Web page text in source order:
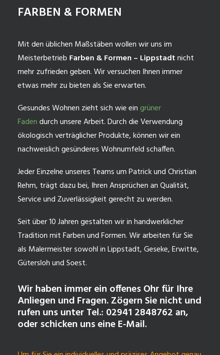
FARBEN & FORMEN
Mit den üblichen Maßstäben wollen wir uns im
Meisterbetrieb Farben & Formen – Lippstadtnicht
mehr zufrieden geben. Wir versuchen Ihnen immer
etwas mehr zu bieten als Sie erwarten.
Gesundes Wohnen zieht sich wie eingrüner
Fadendurch unsere Arbeit. Durch die Verwendung
ökologisch verträglicher Produkte, können wir ein
nachweislich gesünderes Wohnumfeld schaffen.
Jeder Einzelne unseres Teams um Patrick und Christian
Rehm, trägt dazu bei, Ihren Ansprüchen an Qualität,
Service und Zuverlässigkeit gerecht zu werden.
Seit über 10 Jahren gestalten wir in handwerklicher
Tradition mit Farben und Formen. Wir arbeiten für Sie
als Malermeister sowohl in Lippstadt, Geseke, Erwitte,
Gütersloh und Soest.
Wir haben immer ein offenes Ohr für Ihre
Anliegen und Fragen. Zögern Sie nicht und
rufen uns unter Tel.: 02941 2848762 an,
oder schicken uns eine E-Mail.